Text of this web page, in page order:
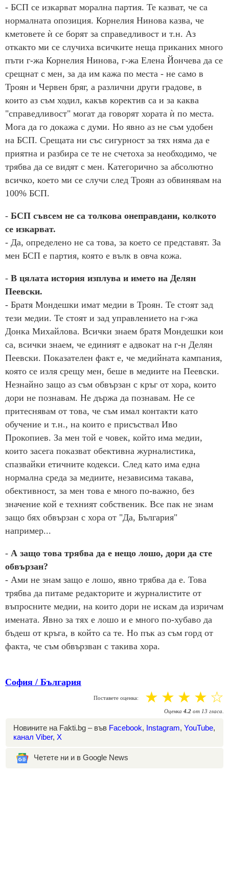
- БСП се изкарват морална партия. Те казват, че са
нормалната опозиция. Корнелия Нинова казва, че
кметовете ѝ се борят за справедливост и т.н. Аз
откакто ми се случиха всичките неща приканих много
пъти г-жа Корнелия Нинова, г-жа Елена Йончева да се
срещнат с мен, за да им кажа по места - не само в
Троян и Червен бряг, а различни други градове, в
които аз съм ходил, какъв коректив са и за каква
"справедливост" могат да говорят хората ѝ по места.
Мога да го докажа с думи. Но явно аз не съм удобен
на БСП. Срещата ни със сигурност за тях няма да е
приятна и разбира се те не счетоха за необходимо, че
трябва да се видят с мен. Категорично за абсолютно
всичко, което ми се случи след Троян аз обвинявам на
100% БСП.
- БСП съвсем не са толкова онеправдани, колкото
се изкарват.
- Да, определено не са това, за което се представят. За
мен БСП е партия, която е вълк в овча кожа.
- В цялата история изплува и името на Делян
Пеевски.
- Братя Мондешки имат медии в Троян. Те стоят зад
тези медии. Те стоят и зад управлението на г-жа
Донка Михайлова. Всички знаем братя Мондешки кои
са, всички знаем, че единият е адвокат на г-н Делян
Пеевски. Показателен факт е, че медийната кампания,
която се изля срещу мен, беше в медиите на Пеевски.
Незнайно защо аз съм обвързан с кръг от хора, които
дори не познавам. Не държа да познавам. Не се
притеснявам от това, че съм имал контакти като
обучение и т.н., на които е присъствал Иво
Прокопиев. За мен той е човек, който има медии,
които засега показват обективна журналистика,
спазвайки етичните кодекси. След като има една
нормална среда за медиите, независима такава,
обективност, за мен това е много по-важно, без
значение кой е техният собственик. Все пак не знам
защо бях обвързан с хора от "Да, България"
например...
- А защо това трябва да е нещо лошо, дори да сте
обвързан?
- Ами не знам защо е лошо, явно трябва да е. Това
трябва да питаме редакторите и журналистите от
въпросните медии, на които дори не искам да изричам
имената. Явно за тях е лошо и е много по-хубаво да
бъдеш от кръга, в който са те. Но пък аз съм горд от
факта, че съм обвързван с такива хора.
София / България
Поставете оценка: ☆
☆
☆
☆
☆
Оценка 4.2 от 13 гласа.
Новините на Fakti.bg – във Facebook, Instagram, YouTube,
канал Viber, X
Четете ни и в Google News